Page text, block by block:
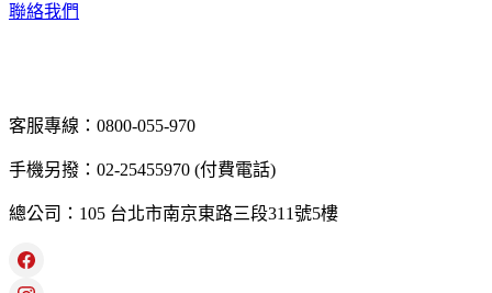
聯絡我們
客服專線：0800-055-970
手機另撥：02-25455970 (付費電話)
總公司：105 台北市南京東路三段311號5樓